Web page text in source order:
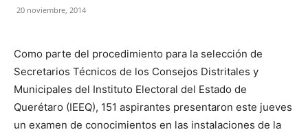
20 noviembre, 2014
Como parte del procedimiento para la selección de
Secretarios Técnicos de los Consejos Distritales y
Municipales del Instituto Electoral del Estado de
Querétaro (IEEQ), 151 aspirantes presentaron este jueves
un examen de conocimientos en las instalaciones de la